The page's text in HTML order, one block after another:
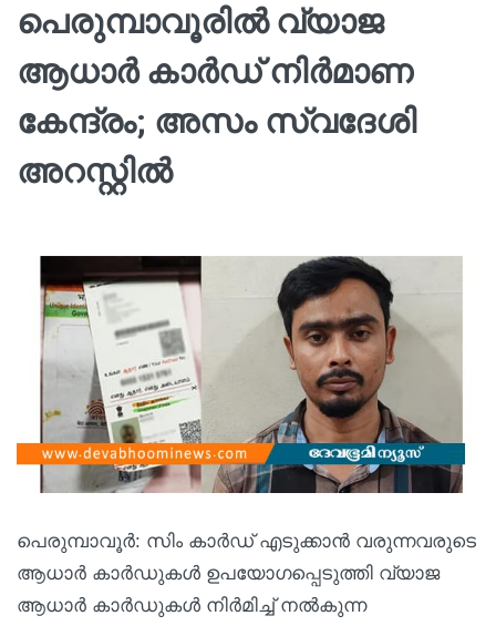
പെരുമ്പാവൂരില്‍ വ്യാജ
ആധാര്‍ കാര്‍ഡ് നിര്‍മാണ
കേന്ദ്രം; അസം സ്വദേശി
അറസ്റ്റില്‍
പെരുമ്പാവൂര്‍: സിം കാര്‍ഡ് എടുക്കാന്‍ വരുന്നവരുടെ
ആധാര്‍ കാര്‍ഡുകള്‍ ഉപയോഗപ്പെടുത്തി വ്യാജ
ആധാര്‍ കാര്‍ഡുകള്‍ നിര്‍മിച്ച് നല്‍കുന്ന